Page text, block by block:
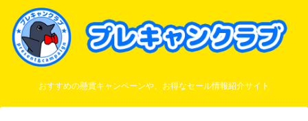
おすすめの懸賞キャンペーンや、お得なセール情報紹介サイト